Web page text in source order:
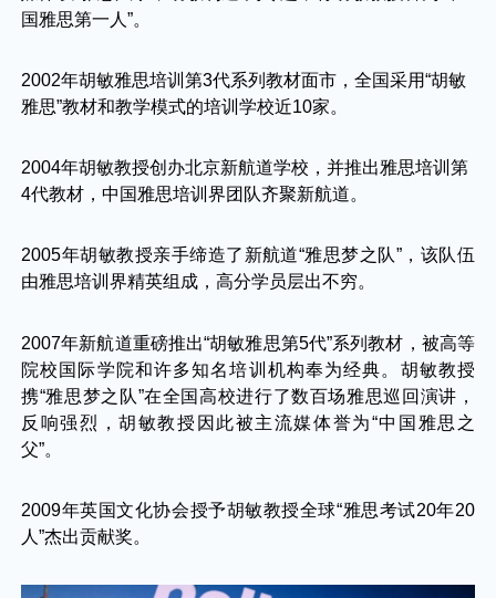
国雅思第一人”。
2002年胡敏雅思培训第3代系列教材面市，全国采用“胡敏
雅思”教材和教学模式的培训学校近10家。
2004年胡敏教授创办北京新航道学校，并推出雅思培训第
4代教材，中国雅思培训界团队齐聚新航道。
2005年胡敏教授亲手缔造了新航道“雅思梦之队”，该队伍
由雅思培训界精英组成，高分学员层出不穷。
2007年新航道重磅推出“胡敏雅思第5代”系列教材，被高等
院校国际学院和许多知名培训机构奉为经典。胡敏教授
携“雅思梦之队”在全国高校进行了数百场雅思巡回演讲，
反响强烈，胡敏教授因此被主流媒体誉为“中国雅思之
父”。
2009年英国文化协会授予胡敏教授全球“雅思考试20年20
人”杰出贡献奖。